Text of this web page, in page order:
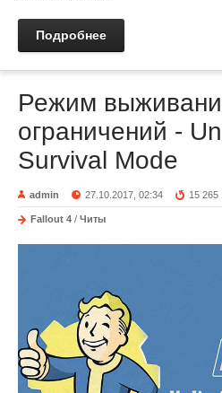
Подробнее
Режим
ограничений -
Survival Mode
admin 27.10.2017, 02:34 15 265
Fallout 4 / Читы